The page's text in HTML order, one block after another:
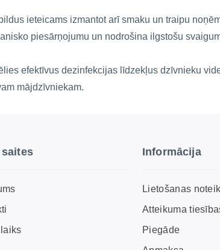
ieteicams izmantot arī smaku un traipu
piesārņojumu un nodrošina ilgstošu
efektīvus dezinfekcijas līdzekļus dzīvnieku
mājdzīvniekam.
Informācija
Lietošanas
Atteikuma
Piegāde